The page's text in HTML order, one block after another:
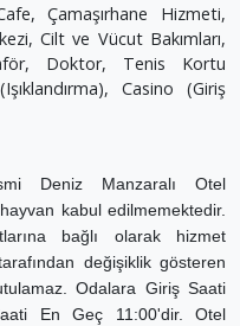
Çamaşırhane Hizmeti,
Cilt ve Vücut Bakımları,
Doktor, Tenis Kortu
Casino (Giriş
Deniz Manzaralı Otel
kabul edilmemektedir.
bağlı olarak hizmet
değişiklik gösteren
Odalara Giriş Saati
En Geç 11:00'dir. Otel